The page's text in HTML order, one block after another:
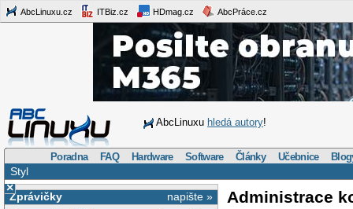
AbcLinuxu.cz ITBiz.cz HDmag.cz AbcPráce.cz
AbcLinuxu hledá autory!
Poradna FAQ Hardware Software Články Učebnice
Styl
×
napište »
Zprávičky
Administrace